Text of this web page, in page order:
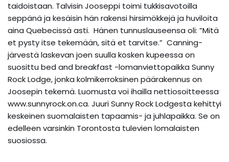
taidoistaan. Talvisin Jooseppi toimi tukkisavotoilla
seppänä ja kesäisin hän rakensi hirsimökkejä ja huviloita
aina Quebecissä asti. Hänen tunnuslauseensa oli: ”Mitä
et pysty itse tekemään, sitä et tarvitse.” Canning-
järvestä laskevan joen suulla kosken kupeessa on
suosittu bed and breakfast -lomanviettopaikka Sunny
Rock Lodge, jonka kolmikerroksinen päärakennus on
Joosepin tekemä. Luomusta voi ihailla nettiosoitteessa
www.sunnyrock.on.ca. Juuri Sunny Rock Lodgesta kehittyi
keskeinen suomalaisten tapaamis- ja juhlapaikka. Se on
edelleen varsinkin Torontosta tulevien lomalaisten
suosiossa.